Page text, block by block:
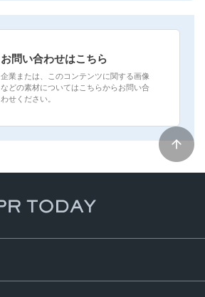
お問い合わせはこちら
企業または、このコンテンツに関する画像
などの素材についてはこちらからお問い合
わせください。